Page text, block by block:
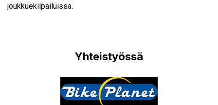
joukkuekilpailuissa.
Yhteistyössä